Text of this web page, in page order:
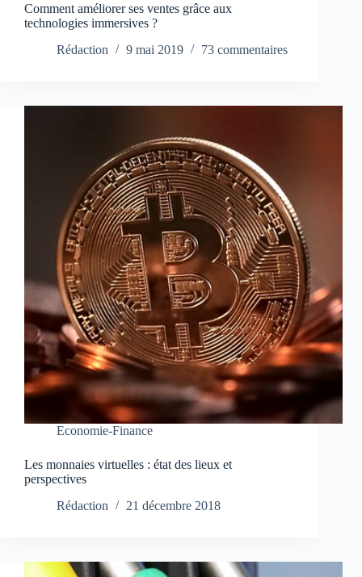
Comment améliorer ses ventes grâce aux
technologies immersives ?
Rédaction
9 mai 2019 73 commentaires
Economie-Finance
Les monnaies virtuelles : état des lieux et
perspectives
Rédaction
21 décembre 2018